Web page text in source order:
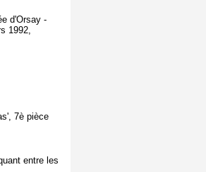
d'Orsay -
1992,
7è pièce
entre les